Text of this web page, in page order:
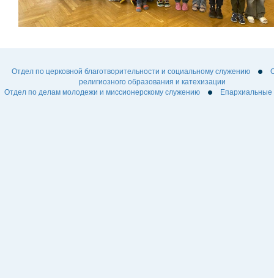
Отдел по церковной благотворительности и социальному служению
религиозного образования и катехизации
Отдел по делам молодежи и миссионерскому служению
Епархиальные